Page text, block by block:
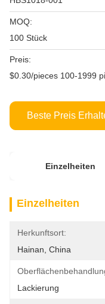
MOQ:
100 Stück
Preis:
$0.30/pieces 100-1999
Beste Preis
Einzelheiten
Einzelheiten
Herkunftsort:
Hainan, China
Lackierung